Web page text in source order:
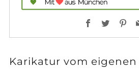
Facebook
Twitter
Karikatur vom eigenen